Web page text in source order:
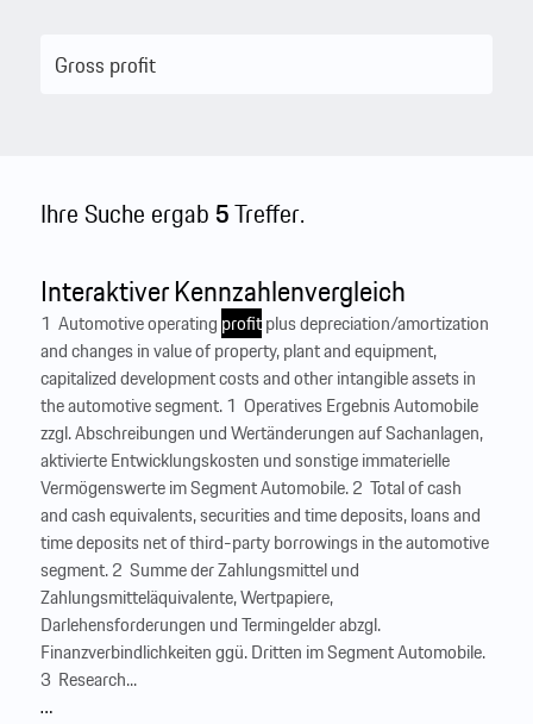
Ihre Suche ergab 5Treffer.
Interaktiver Kennzahlenvergleich
1 Automotive operating profitplus depreciation/amortization
and changes in value of property, plant and equipment,
capitalized development costs and other intangible assets in
the automotive segment. 1 Operatives Ergebnis Automobile
zzgl. Abschreibungen und Wertänderungen auf Sachanlagen,
aktivierte Entwicklungskosten und sonstige immaterielle
Vermögenswerte im Segment Automobile. 2 Total of cash
and cash equivalents, securities and time deposits, loans and
time deposits net of third-party borrowings in the automotive
segment. 2 Summe der Zahlungsmittel und
Zahlungsmitteläquivalente, Wertpapiere,
Darlehensforderungen und Termingelder abzgl.
Finanzverbindlichkeiten ggü. Dritten im Segment Automobile.
3 Research...
…